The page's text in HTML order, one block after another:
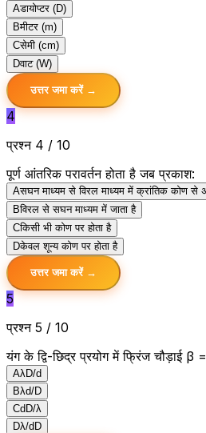
Aडायोप्टर (D)
Bमीटर (m)
Cसेमी (cm)
Dवाट (W)
उत्तर जमा करें →
4
प्रश्न 4 / 10
पूर्ण आंतरिक परावर्तन होता है जब प्रकाश:
Aसघन माध्यम से विरल माध्यम में क्रांतिक कोण से
Bविरल से सघन माध्यम में जाता है
Cकिसी भी कोण पर होता है
Dकेवल शून्य कोण पर होता है
उत्तर जमा करें →
5
प्रश्न 5 / 10
यंग के द्वि-छिद्र प्रयोग में फ्रिंज चौड़ाई β
AλD/d
Bλd/D
CdD/λ
Dλ/dD